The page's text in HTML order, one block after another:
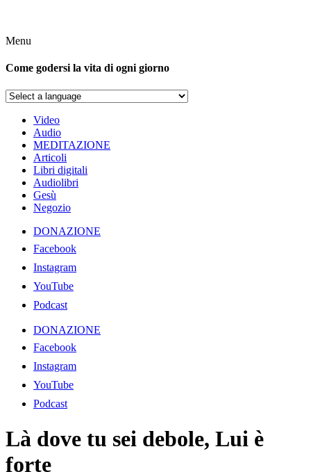
Menu
Come godersi la vita di ogni giorno
Video
Audio
MEDITAZIONE
Articoli
Libri digitali
Audiolibri
Gesù
Negozio
DONAZIONE
Facebook
Instagram
YouTube
Podcast
DONAZIONE
Facebook
Instagram
YouTube
Podcast
Là dove tu sei debole, Lui è
forte